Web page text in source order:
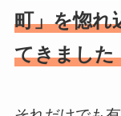
町」を惚れ
てきました